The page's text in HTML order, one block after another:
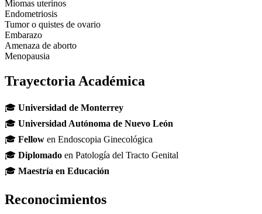
Miomas uterinos
Endometriosis
Tumor o quistes de ovario
Embarazo
Amenaza de aborto
Menopausia
Trayectoria Académica
🎓 Universidad de Monterrey
🎓 Universidad Autónoma de Nuevo León
🎓 Fellow en Endoscopia Ginecológica
🎓 Diplomado en Patología del Tracto Genital
🎓 Maestría en Educación
Reconocimientos